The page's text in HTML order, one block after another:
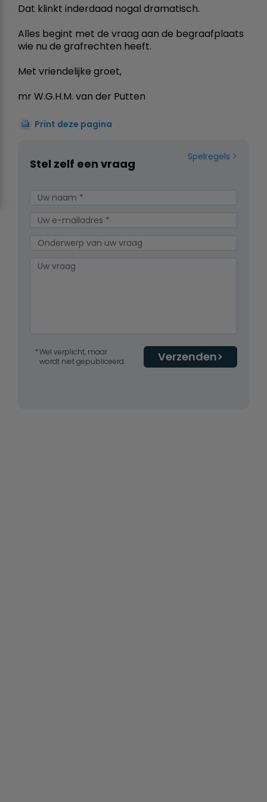
Dat klinkt inderdaad nogal dramatisch.
Alles begint met de vraag aan de begraafplaats
wie nu de grafrechten heeft.
Met vriendelijke groet,
mr W.G.H.M. van der Putten
Print deze pagina
Spelregels
Stel zelf een vraag
Verzenden
Wel verplicht, maar
wordt niet gepubliceerd.